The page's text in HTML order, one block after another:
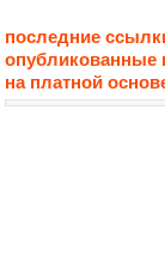
последние
опубликованные
на платной